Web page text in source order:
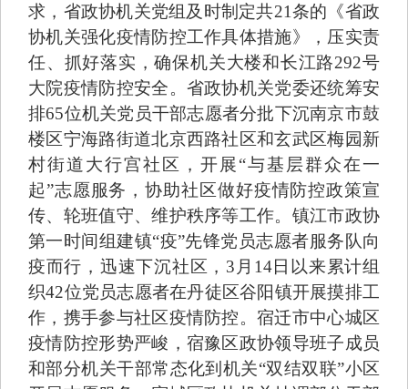
求，省政协机关党组及时制定共21条的《省政
协机关强化疫情防控工作具体措施》，压实责
任、抓好落实，确保机关大楼和长江路292号
大院疫情防控安全。省政协机关党委还统筹安
排65位机关党员干部志愿者分批下沉南京市鼓
楼区宁海路街道北京西路社区和玄武区梅园新
村街道大行宫社区，开展“与基层群众在一
起”志愿服务，协助社区做好疫情防控政策宣
传、轮班值守、维护秩序等工作。镇江市政协
第一时间组建镇“疫”先锋党员志愿者服务队向
疫而行，迅速下沉社区，3月14日以来累计组
织42位党员志愿者在丹徒区谷阳镇开展摸排工
作，携手参与社区疫情防控。宿迁市中心城区
疫情防控形势严峻，宿豫区政协领导班子成员
和部分机关干部常态化到机关“双结双联”小区